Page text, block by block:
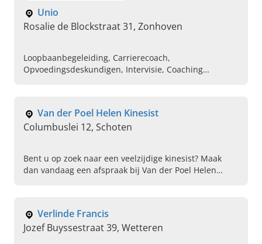
Unio
Rosalie de Blockstraat 31, Zonhoven
Loopbaanbegeleiding, Carrierecoach,
Opvoedingsdeskundigen, Intervisie, Coaching
Van der Poel Helen Kinesist
Columbuslei 12, Schoten
Bent u op zoek naar een veelzijdige kinesist? Maak
dan vandaag een afspraak bij Van der Poel Helen
Verlinde Francis
Jozef Buyssestraat 39, Wetteren